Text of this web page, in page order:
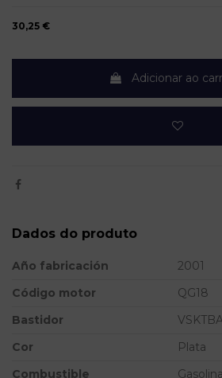
30,25 €
Adicionar ao
Dados do produto
Año fabricación
2001
Código motor
QG18
Bastidor
Cor
Plata
Combustible
Gasolina